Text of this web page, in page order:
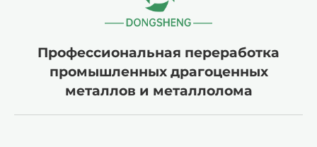
Профессиональная переработка
промышленных драгоценных
металлов и металлолома